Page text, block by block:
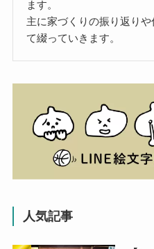
ます。
主に家づくりの振り返り
て綴っていきます。
人気記事